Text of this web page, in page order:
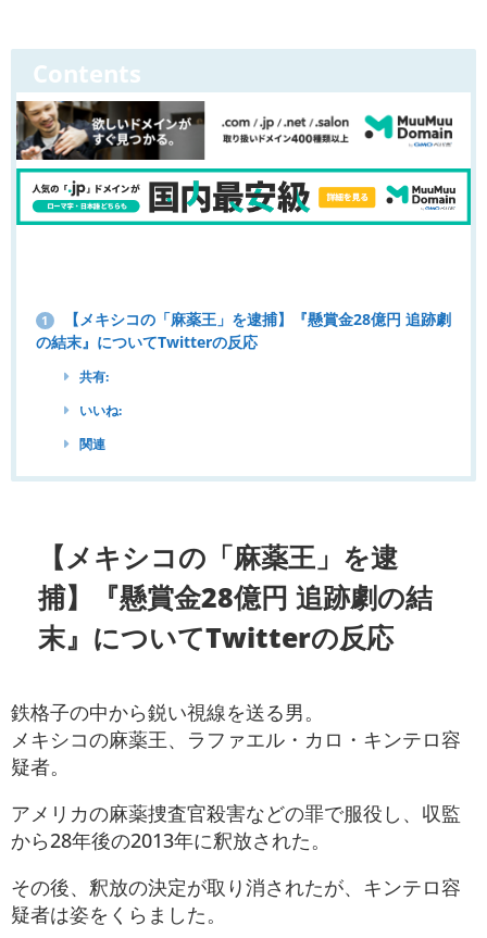
Contents
1
【メキシコの「麻薬王」を逮捕】『懸賞金28億円 追跡劇
の結末』についてTwitterの反応
共有:
いいね:
関連
【メキシコの「麻薬王」を逮
捕】『懸賞金28億円 追跡劇の結
末』についてTwitterの反応
鉄格子の中から鋭い視線を送る男。
メキシコの麻薬王、ラファエル・カロ・キンテロ容
疑者。
アメリカの麻薬捜査官殺害などの罪で服役し、収監
から28年後の2013年に釈放された。
その後、釈放の決定が取り消されたが、キンテロ容
疑者は姿をくらました。